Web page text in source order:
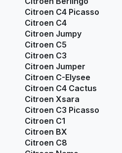
Citroen C4 Picasso
Citroen C4
Citroen Jumpy
Citroen C5
Citroen C3
Citroen Jumper
Citroen C-Elysee
Citroen C4 Cactus
Citroen Xsara
Citroen C3 Picasso
Citroen C1
Citroen BX
Citroen C8